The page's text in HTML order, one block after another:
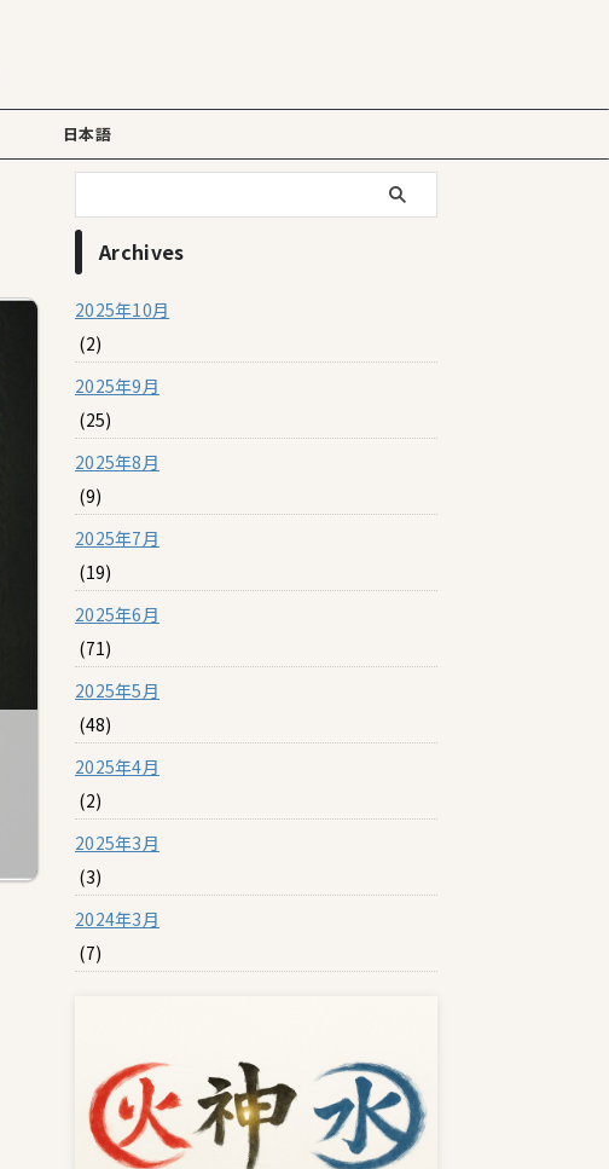
日本語
Archives
2025年10月
(2)
2025年9月
(25)
2025年8月
(9)
2025年7月
(19)
2025年6月
(71)
2025年5月
(48)
2025年4月
(2)
2025年3月
(3)
2024年3月
(7)